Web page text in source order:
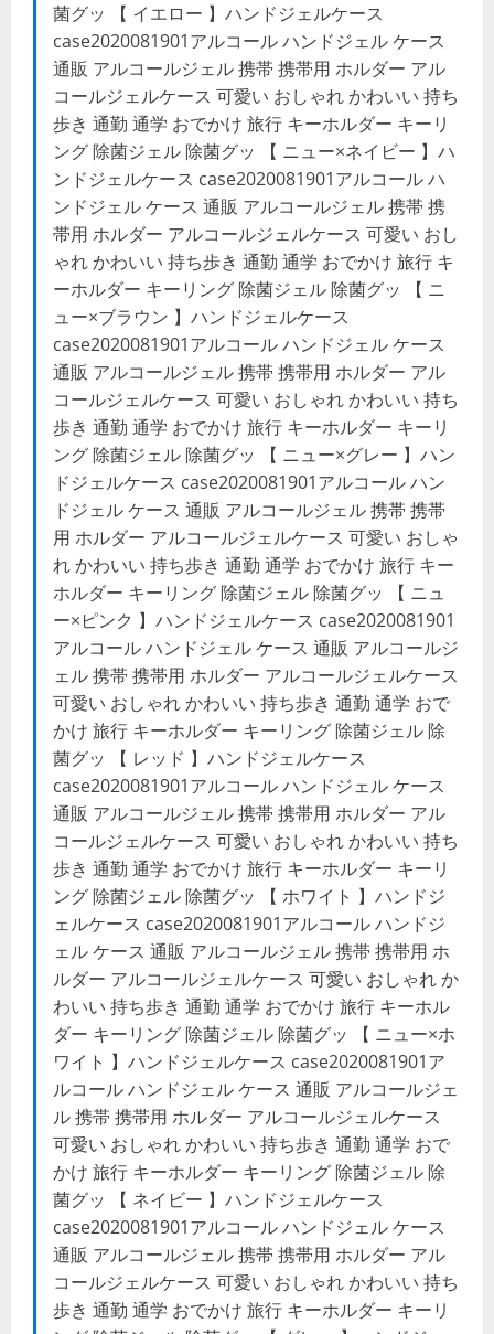
菌グッ 【 イエロー 】ハンドジェルケース
case2020081901アルコール ハンドジェル ケース
通販 アルコールジェル 携帯 携帯用 ホルダー アル
コールジェルケース 可愛い おしゃれ かわいい 持ち
歩き 通勤 通学 おでかけ 旅行 キーホルダー キーリ
ング 除菌ジェル 除菌グッ 【 ニュー×ネイビー 】ハ
ンドジェルケース case2020081901アルコール ハ
ンドジェル ケース 通販 アルコールジェル 携帯 携
帯用 ホルダー アルコールジェルケース 可愛い おし
ゃれ かわいい 持ち歩き 通勤 通学 おでかけ 旅行 キ
ーホルダー キーリング 除菌ジェル 除菌グッ 【 ニ
ュー×ブラウン 】ハンドジェルケース
case2020081901アルコール ハンドジェル ケース
通販 アルコールジェル 携帯 携帯用 ホルダー アル
コールジェルケース 可愛い おしゃれ かわいい 持ち
歩き 通勤 通学 おでかけ 旅行 キーホルダー キーリ
ング 除菌ジェル 除菌グッ 【 ニュー×グレー 】ハン
ドジェルケース case2020081901アルコール ハン
ドジェル ケース 通販 アルコールジェル 携帯 携帯
用 ホルダー アルコールジェルケース 可愛い おしゃ
れ かわいい 持ち歩き 通勤 通学 おでかけ 旅行 キー
ホルダー キーリング 除菌ジェル 除菌グッ 【 ニュ
ー×ピンク 】ハンドジェルケース case2020081901
アルコール ハンドジェル ケース 通販 アルコールジ
ェル 携帯 携帯用 ホルダー アルコールジェルケース
可愛い おしゃれ かわいい 持ち歩き 通勤 通学 おで
かけ 旅行 キーホルダー キーリング 除菌ジェル 除
菌グッ 【 レッド 】ハンドジェルケース
case2020081901アルコール ハンドジェル ケース
通販 アルコールジェル 携帯 携帯用 ホルダー アル
コールジェルケース 可愛い おしゃれ かわいい 持ち
歩き 通勤 通学 おでかけ 旅行 キーホルダー キーリ
ング 除菌ジェル 除菌グッ 【 ホワイト 】ハンドジ
ェルケース case2020081901アルコール ハンドジ
ェル ケース 通販 アルコールジェル 携帯 携帯用 ホ
ルダー アルコールジェルケース 可愛い おしゃれ か
わいい 持ち歩き 通勤 通学 おでかけ 旅行 キーホル
ダー キーリング 除菌ジェル 除菌グッ 【 ニュー×ホ
ワイト 】ハンドジェルケース case2020081901ア
ルコール ハンドジェル ケース 通販 アルコールジェ
ル 携帯 携帯用 ホルダー アルコールジェルケース
可愛い おしゃれ かわいい 持ち歩き 通勤 通学 おで
かけ 旅行 キーホルダー キーリング 除菌ジェル 除
菌グッ 【 ネイビー 】ハンドジェルケース
case2020081901アルコール ハンドジェル ケース
通販 アルコールジェル 携帯 携帯用 ホルダー アル
コールジェルケース 可愛い おしゃれ かわいい 持ち
歩き 通勤 通学 おでかけ 旅行 キーホルダー キーリ